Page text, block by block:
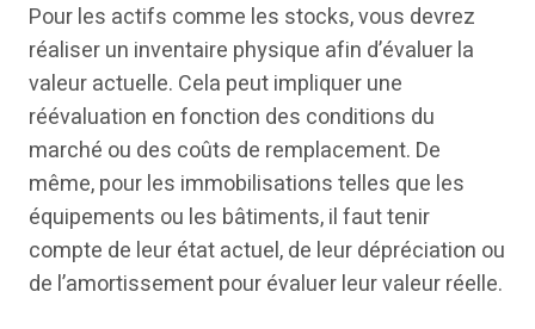
Pour les actifs comme les stocks, vous devrez
réaliser un inventaire physique afin d’évaluer la
valeur actuelle. Cela peut impliquer une
réévaluation en fonction des conditions du
marché ou des coûts de remplacement. De
même, pour les immobilisations telles que les
équipements ou les bâtiments, il faut tenir
compte de leur état actuel, de leur dépréciation ou
de l’amortissement pour évaluer leur valeur réelle.